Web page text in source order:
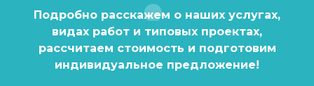
Подробно расскажем о наших услугах,
видах работ и типовых проектах,
рассчитаем стоимость и подготовим
индивидуальное предложение!